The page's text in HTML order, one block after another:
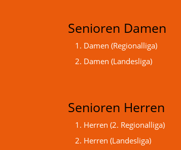
Senioren Damen
1. Damen (Regionalliga)
2. Damen (Landesliga)
Senioren Herren
1. Herren (2. Regionalliga)
2. Herren (Landesliga)